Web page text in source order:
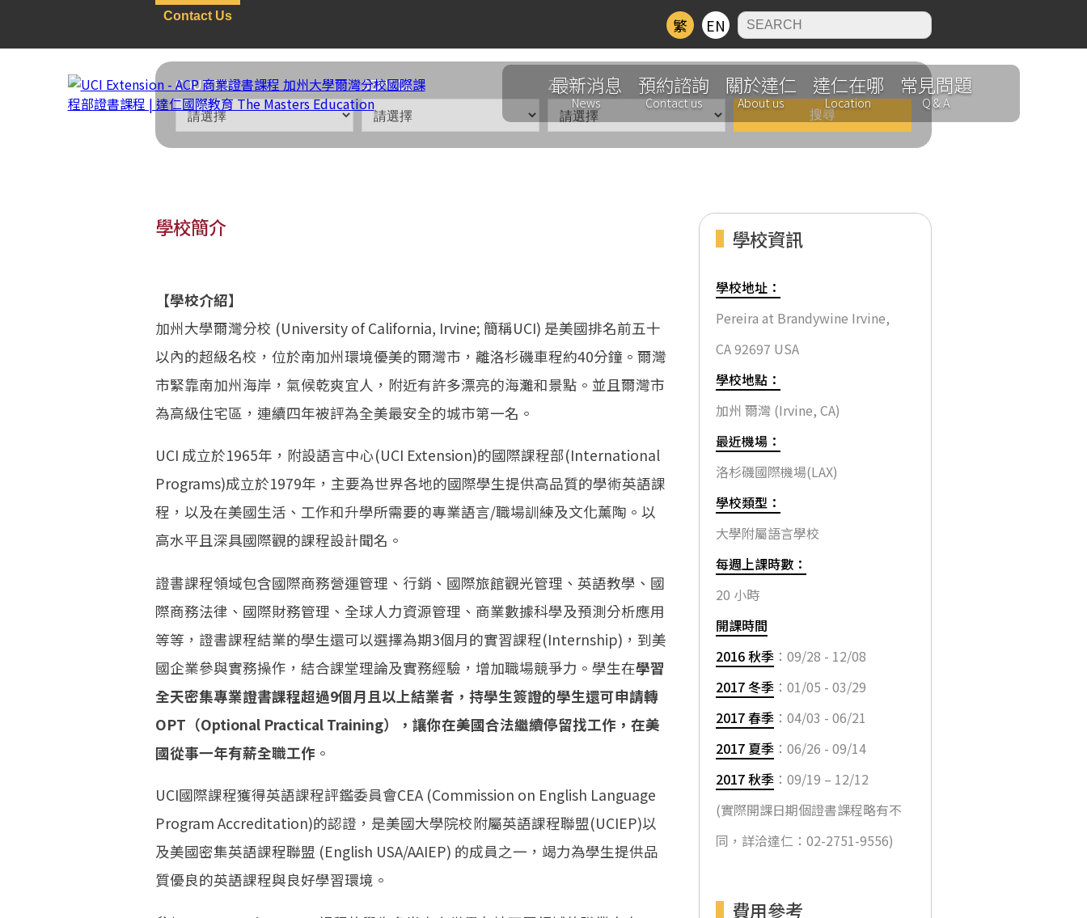
Contact Us 繁 EN
最新消息
News
預約諮詢
Contact us
關於達仁
About us
達仁在哪
Location
常見問題
Q & A
美國>語言學校
UCI Extension - ACP 商業證書課程 加州大學爾灣分校國際課程部證書課程
COUNTRY SERVICE ZONE
學校簡介
【學校介紹】
加州大學爾灣分校 (University of California, Irvine; 簡稱UCI) 是美國排名前五十
以內的超級名校，位於南加州環境優美的爾灣市，離洛杉磯車程約40分鐘。爾灣
市緊靠南加州海岸，氣候乾爽宜人，附近有許多漂亮的海灘和景點。並且爾灣市
為高級住宅區，連續四年被評為全美最安全的城市第一名。
UCI 成立於1965年，附設語言中心(UCI Extension)的國際課程部(International
Programs)成立於1979年，主要為世界各地的國際學生提供高品質的學術英語課
程，以及在美國生活、工作和升學所需要的專業語言/職場訓練及文化薰陶。以
高水平且深具國際觀的課程設計聞名。
證書課程領域包含國際商務營運管理、行銷、國際旅館觀光管理、英語教學、國
際商務法律、國際財務管理、全球人力資源管理、商業數據科學及預測分析應用
等等，證書課程結業的學生還可以選擇為期3個月的實習課程(Internship)，到美
國企業參與實務操作，結合課堂理論及實務經驗，增加職場競爭力。學生在學習
全天密集專業證書課程超過9個月且以上結業者，持學生簽證的學生還可申請轉
OPT（Optional Practical Training），讓你在美國合法繼續停留找工作，在美
國從事一年有薪全職工作 。
UCI國際課程獲得英語課程評鑑委員會CEA (Commission on English Language
Program Accreditation)的認證，是美國大學院校附屬英語課程聯盟(UCIEP)以
及美國密集英語課程聯盟 (English USA/AAIEP) 的成員之一，竭力為學生提供品
質優良的英語課程與良好學習環境。
學校資訊
學校地址：
Pereira at Brandywine Irvine,
CA 92697 USA
學校地點：
加州 爾灣 (Irvine, CA)
最近機場：
洛杉磯國際機場(LAX)
學校類型：
大學附屬語言學校
每週上課時數：
20 小時
開課時間
2016 秋季 ：09/28 - 12/08
2017 冬季 ：01/05 - 03/29
2017 春季 ：04/03 - 06/21
2017 夏季 ：06/26 - 09/14
2017 秋季 ：09/19 – 12/12
(實際開課日期個證書課程略有不
同，詳洽達仁：02-2751-9556)
費用參考